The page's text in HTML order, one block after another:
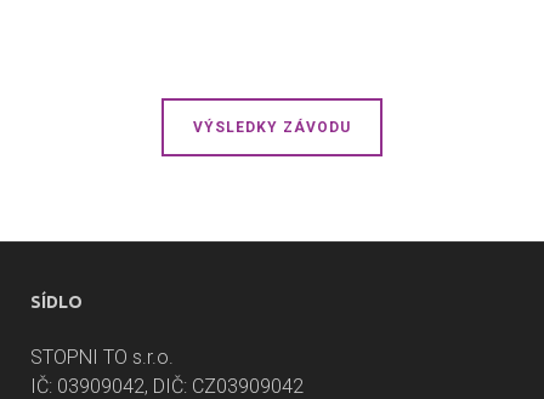
VÝSLEDKY ZÁVODU
SÍDLO
STOPNI TO s.r.o.
IČ: 03909042, DIČ: CZ03909042